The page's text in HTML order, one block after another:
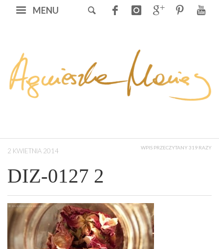
MENU
2 KWIETNIA 2014 WPIS PRZECZYTANY 319 RAZY
DIZ-0127 2